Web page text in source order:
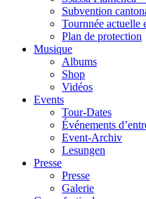
Subvention
Tournnée actuelle
Plan de protection
Musique
Albums
Shop
Vidéos
Events
Tour-Dates
Événements
Event-Archiv
Lesungen
Presse
Presse
Galerie